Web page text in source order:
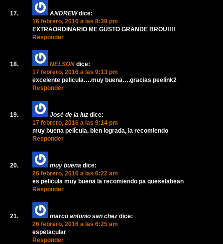
ANDREW dice:
16 febrero, 2016 a las 8:39 pm
EXTRAORDINARIO ME GUSTO GRANDE BROU!!!!
Responder
NELSON dice:
17 febrero, 2016 a las 9:13 pm
excelente pelicula….muy buena….gracias peelink2
Responder
José de la luz dice:
17 febrero, 2016 a las 9:14 pm
muy buena película, bien lograda, la recomiendo
Responder
muy buena dice:
26 febrero, 2016 a las 6:22 am
es pelicula muy buena la recomiendo pa queselabean
Responder
marco antonio san chez dice:
26 febrero, 2016 a las 6:25 am
espetacular
Responder